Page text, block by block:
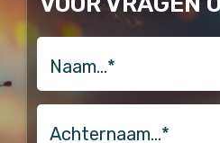
naam
Achternaam…